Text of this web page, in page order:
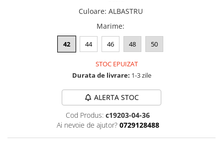
Culoare: ALBASTRU
Marime:
42 44 46 48 50
STOC EPUIZAT
Durata de livrare: 1-3 zile
ALERTA STOC
Cod Produs: c19203-04-36
Ai nevoie de ajutor? 0729128488